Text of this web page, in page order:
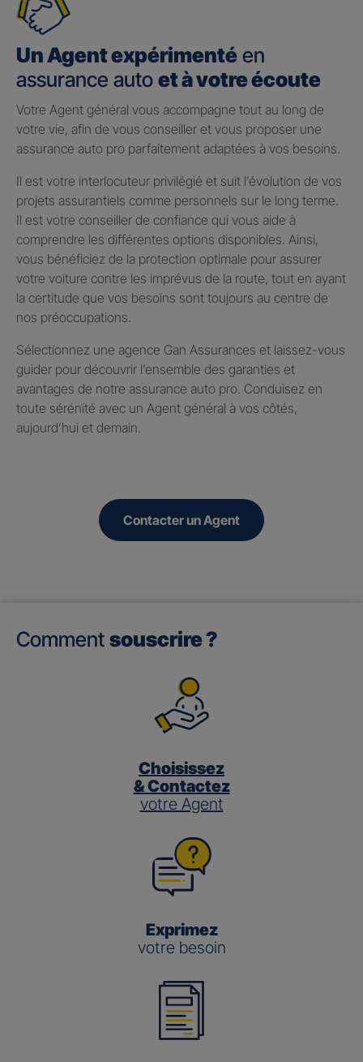
Un Agent expérimenté en
assurance auto et à votre écoute
Votre Agent général vous accompagne tout au long de
votre vie, afin de vous conseiller et vous proposer une
assurance auto pro parfaitement adaptées à vos besoins.
Il est votre interlocuteur privilégié et suit l’évolution de vos
projets assurantiels comme personnels sur le long terme.
Il est votre conseiller de confiance qui vous aide à
comprendre les différentes options disponibles. Ainsi,
vous bénéficiez de la protection optimale pour assurer
votre voiture contre les imprévus de la route, tout en ayant
la certitude que vos besoins sont toujours au centre de
nos préoccupations.
Sélectionnez une agence Gan Assurances et laissez-vous
guider pour découvrir l’ensemble des garanties et
avantages de notre assurance auto pro. Conduisez en
toute sérénité avec un Agent général à vos côtés,
aujourd’hui et demain.
Contacter un Agent
Comment souscrire ?
Choisissez
& Contactez
votre Agent
Exprimez
votre besoin